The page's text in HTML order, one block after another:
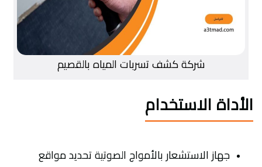
شركة كشف تسربات المياه بالقصيم
الأداة الاستخدام
جهاز الاستشعار بالأمواج الصوتية تحديد مواقع